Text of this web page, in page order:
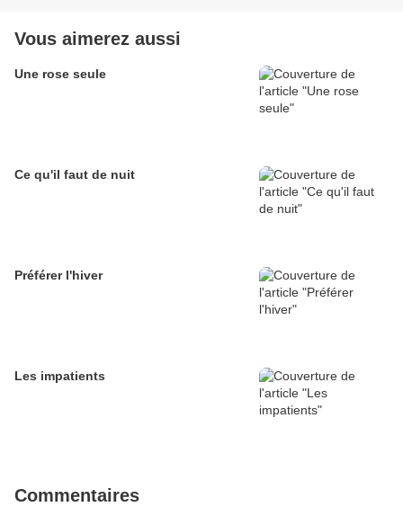
Vous aimerez aussi
Une rose seule
Ce qu'il faut de nuit
Préférer l'hiver
Les impatients
Commentaires